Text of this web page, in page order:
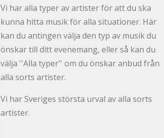
Vi har alla typer av artister för att du ska
kunna hitta musik för alla situationer. Här
kan du antingen välja den typ av musik du
önskar till ditt evenemang, eller så kan du
välja ''Alla typer'' om du önskar anbud från
alla sorts artister.
Vi har Sveriges största urval av alla sorts
artister.